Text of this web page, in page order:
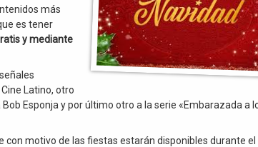
más
es tener
y mediante
Latino, otro
Esponja y por último otro a la serie «Embarazada a
con motivo de las fiestas estarán disponibles durante el